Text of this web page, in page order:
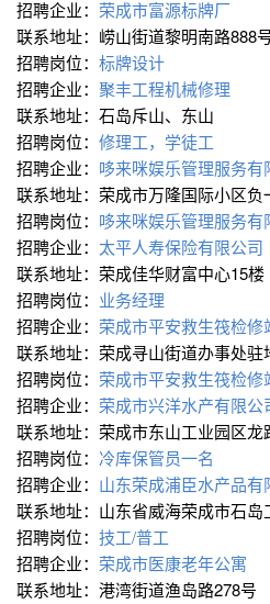
招聘企业： 荣成市富源标牌厂
联系地址：崂山街道黎明南路888
招聘岗位： 标牌设计
招聘企业： 聚丰工程机械修理
联系地址：石岛斥山、东山
招聘岗位： 修理工，学徒工
招聘企业： 哆来咪娱乐管理服务有
联系地址：荣成市万隆国际小区负
招聘岗位： 哆来咪娱乐管理服务有
招聘企业： 太平人寿保险有限公司
联系地址：荣成佳华财富中心15楼
招聘岗位： 业务经理
招聘企业： 荣成市平安救生筏检修
联系地址：荣成寻山街道办事处驻
招聘岗位： 荣成市平安救生筏检修
招聘企业： 荣成市兴洋水产有限公
联系地址：荣成市东山工业园区龙
招聘岗位： 冷库保管员一名
招聘企业： 山东荣成浦臣水产品有
联系地址：山东省威海荣成市石岛
招聘岗位： 技工/普工
招聘企业： 荣成市医康老年公寓
联系地址：港湾街道渔岛路278号